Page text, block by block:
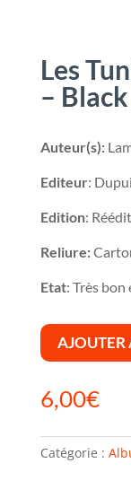
Les
–
Auteur(s):
Editeur:
Edition:
Reliure:
Etat: Très bon
AJOUTER
6,00€
Catégorie :